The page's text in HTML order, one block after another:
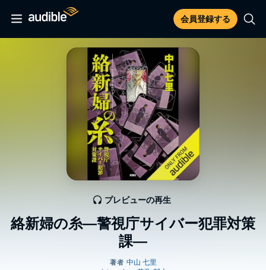
会員登録する
絡新婦の糸―警視庁サイバー犯罪対策
課―
プレビューの再生